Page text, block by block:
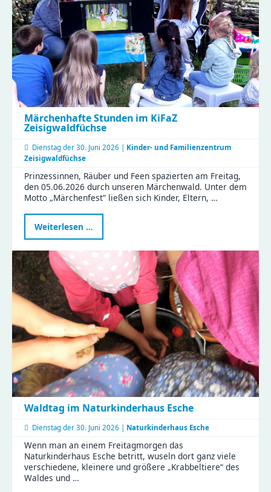
Sonne,
Regen
und
vielen
Perspektiven
Märchenhafte Stunden im KiFaZ
Zeisigwaldfüchse
Dienstag der 30. Juni 2026 | Kinder- und Familienzentrum
Zeisigwaldfüchse
Prinzessinnen, Räuber und Feen spazierten am Freitag,
den 05.06.2026 durch unseren Märchenwald. Unter dem
Motto „Märchenfest“ ließen sich Kinder, Eltern, …
Weiterlesen …
Stunden
im
Zeisigwaldfüchse
Waldtag im Naturkinderhaus Esche
Dienstag der 30. Juni 2026 | Naturkinderhaus Esche
Wenn man an einem Freitagmorgen das
Naturkinderhaus Esche betritt, wuseln dort ganz viele
verschiedene, kleinere und größere „Krabbeltiere“ des
Waldes und …